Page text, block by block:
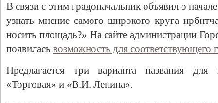
В связи с этим градоначальник объявил о
узнать мнение самого широкого круга
носить площадь?» На сайте администрации
появилась возможность для соответствующего
Предлагается три варианта названия для
«Торговая» и «В.И. Ленина».